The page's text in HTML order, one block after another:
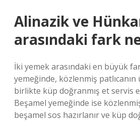
Alinazik ve
arasındaki fark
İki yemek arasındaki en büyük
yemeğinde, közlenmiş
birlikte küp doğranmış et servis
Beşamel yemeğinde ise
beşamel sos hazırlanır ve küp